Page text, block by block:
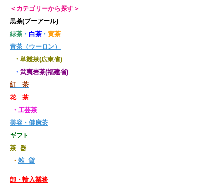
＜カテゴリーから探す＞
黒茶(プーアール)
緑茶 ・ 白茶 ・ 黄茶
青茶（ウーロン）
・ 単叢茶(広東省)
・ 武夷岩茶(福建省)
紅 茶
花 茶
・ 工芸茶
美容・健康茶
ギフト
茶 器
・ 雑 貨
卸・輸入業務